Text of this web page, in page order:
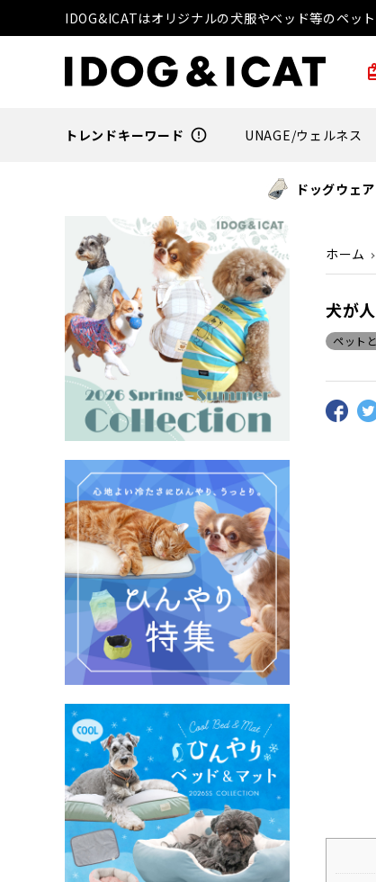
IDOG&ICATはオリジナルの犬服やベッド等のペッ
トレンドキーワード error_outline UNAGE/ウェルネス
ドッグウェア
ホーム
犬が
ペット